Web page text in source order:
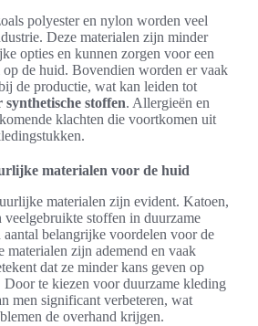
polyester en nylon worden veel
Deze materialen zijn minder
opties en kunnen zorgen voor een
de huid. Bovendien worden er vaak
de productie, wat kan leiden tot
stoffen. Allergieën en
klachten die voortkomen uit
materialen voor de huid
materialen zijn evident. Katoen,
stoffen in duurzame
belangrijke voordelen voor de
materialen zijn ademend en vaak
dat ze minder kans geven op
Door te kiezen voor duurzame kleding
men significant verbeteren, wat
de overhand krijgen.